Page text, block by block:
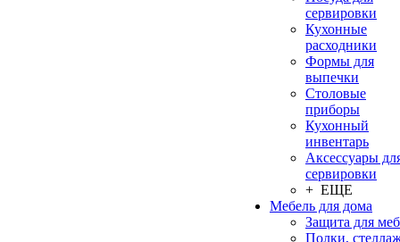
сервировки
Кухонные
расходники
Формы для
выпечки
Столовые
приборы
Кухонный
инвентарь
Аксессуары
сервировки
+ ЕЩЕ
Мебель для дома
Защита для
Полки,